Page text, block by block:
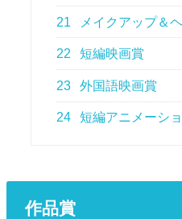
21 メイクアップ＆
22 短編映画賞
23 外国語映画賞
24 短編アニメーシ
作品賞